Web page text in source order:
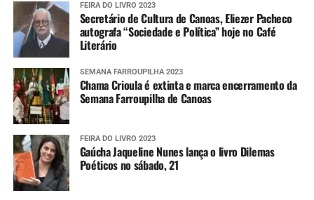
FEIRA DO LIVRO 2023
Secretário de Cultura de Canoas, Eliezer Pacheco
autografa “Sociedade e Política” hoje no Café
Literário
SEMANA FARROUPILHA 2023
Chama Crioula é extinta e marca encerramento da
Semana Farroupilha de Canoas
FEIRA DO LIVRO 2023
Gaúcha Jaqueline Nunes lança o livro Dilemas
Poéticos no sábado, 21